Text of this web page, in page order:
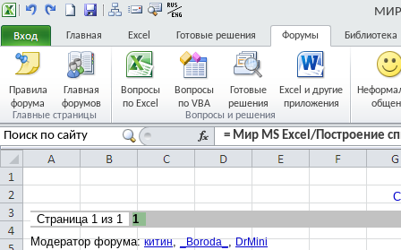
МИР
Главная Excel Готовые решения Форумы Библиотека
Правила
форума
Главная
форумов
Главные страницы
Вопросы
по Excel
Вопросы
по VBA
Готовые
решения
Excel и другие
приложения
Вопросы и решения
= Мир MS Excel/Построение
Страница 1 из 1
1
Модератор форума:китин,_Boroda_,DrMini